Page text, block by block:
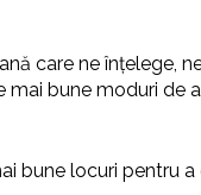
care ne înțelege,
mai bune moduri de
bune locuri pentru